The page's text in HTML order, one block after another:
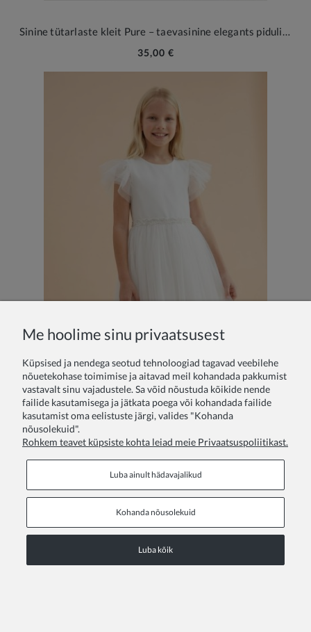
Sinine tütarlaste kleit Pure – taevasinine elegants pidulikeks hetkedeks
35,00 €
Tütarlaste pidulik kleit Elora Kreemikasvalge
53,00 €
Me hoolime sinu privaatsusest
Küpsised ja nendega seotud tehnoloogiad tagavad veebilehe
nõuetekohase toimimise ja aitavad meil kohandada pakkumist
vastavalt sinu vajadustele. Sa võid nõustuda kõikide nende
failide kasutamisega ja jätkata poega või kohandada failide
kasutamist oma eelistuste järgi, valides "Kohanda
nõusolekuid".
Rohkem teavet küpsiste kohta leiad meie Privaatsuspoliitikast.
Luba ainult hädavajalikud
Kohanda nõusolekuid
Luba kõik